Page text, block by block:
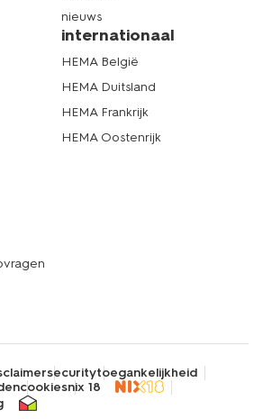
nieuws
internationaal
HEMA België
HEMA Duitsland
HEMA Frankrijk
HEMA Oostenrijk
securitytoegankelijkheid
cookiesnix 18